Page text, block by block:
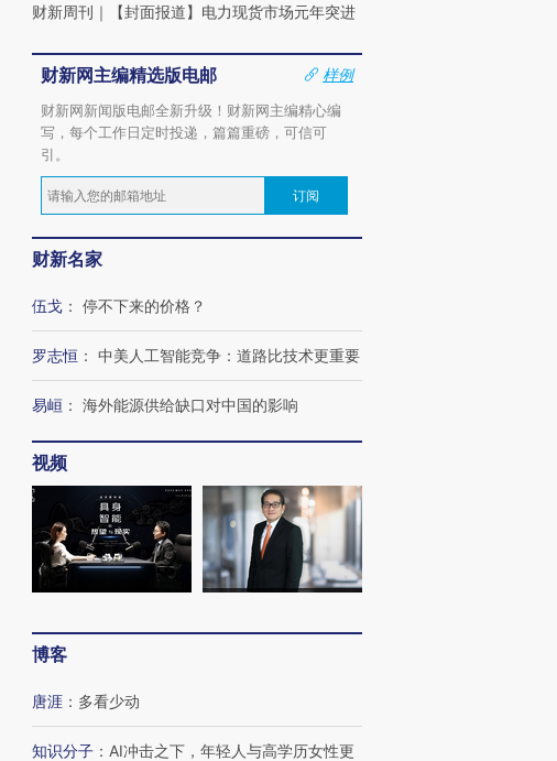
财新周刊 ｜ 【封面报道】电力现货市场元年突进
财新网主编精选版电邮
样例
财新网新闻版电邮全新升级！财新网主编精心编
写，每个工作日定时投递，篇篇重磅，可信可
引。
订阅
财新名家
伍戈 ： 停不下来的价格？
罗志恒 ： 中美人工智能竞争：道路比技术更重要
易峘 ： 海外能源供给缺口对中国的影响
视频
博客
唐涯 ： 多看少动
知识分子 ： AI冲击之下，年轻人与高学历女性更